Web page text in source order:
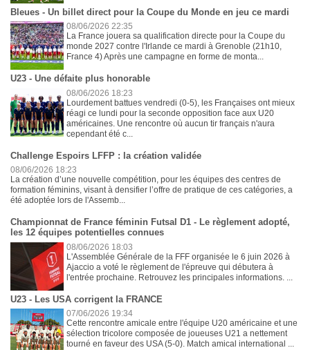
Bleues - Un billet direct pour la Coupe du Monde en jeu ce mardi
08/06/2026 22:35
La France jouera sa qualification directe pour la Coupe du
monde 2027 contre l'Irlande ce mardi à Grenoble (21h10,
France 4) Après une campagne en forme de monta...
U23 - Une défaite plus honorable
08/06/2026 18:23
Lourdement battues vendredi (0-5), les Françaises ont mieux
réagi ce lundi pour la seconde opposition face aux U20
américaines. Une rencontre où aucun tir français n'aura
cependant été c...
Challenge Espoirs LFFP : la création validée
08/06/2026 18:23
La création d’une nouvelle compétition, pour les équipes des centres de
formation féminins, visant à densifier l’offre de pratique de ces catégories, a
été adoptée lors de l'Assemb...
Championnat de France féminin Futsal D1 - Le règlement adopté,
les 12 équipes potentielles connues
08/06/2026 18:03
L'Assemblée Générale de la FFF organisée le 6 juin 2026 à
Ajaccio a voté le règlement de l'épreuve qui débutera à
l'entrée prochaine. Retrouvez les principales informations. ...
U23 - Les USA corrigent la FRANCE
07/06/2026 19:34
Cette rencontre amicale entre l'équipe U20 américaine et une
sélection tricolore composée de joueuses U21 a nettement
tourné en faveur des USA (5-0). Match amical international ...